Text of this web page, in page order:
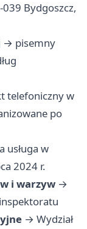
Bydgoszcz,
→ pisemny
telefoniczny w
po
usługa w
2024 r.
i warzyw →
→ Wydział